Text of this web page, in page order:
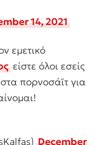
14, 2021
εμετικό
είστε όλοι εσείς
πορνοσάϊτ για
December